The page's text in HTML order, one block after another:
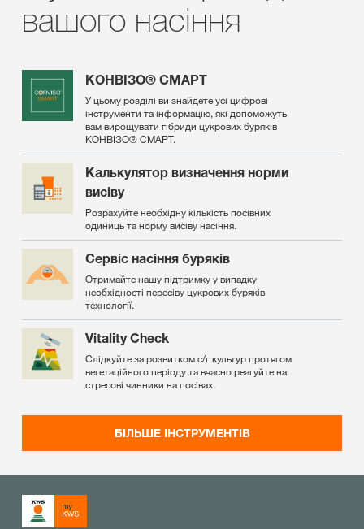
вашого насіння
КОНВІЗО® СМАРТ
У цьому розділі ви знайдете усі цифрові
інструменти та інформацію, які допоможуть
вам вирощувати гібриди цукрових буряків
КОНВІЗО® СМАРТ.
Калькулятор визначення норми
висіву
Розрахуйте необхідну кількість посівних
одиниць та норму висіву насіння.
Сервіс насіння буряків
Отримайте нашу підтримку у випадку
необхідності пересіву цукрових буряків
технології.
Vitality Check
Слідкуйте за розвитком с/г культур протягом
вегетаційного періоду та вчасно реагуйте на
стресові чинники на посівах.
БІЛЬШЕ ІНСТРУМЕНТІВ